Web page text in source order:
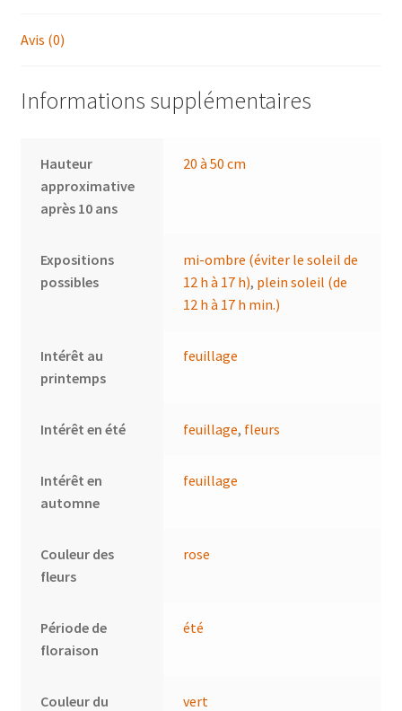
Avis (0)
Informations supplémentaires
Hauteur
approximative
après 10 ans
20 à 50 cm
Expositions
possibles
mi-ombre (éviter le soleil de
12 h à 17 h), plein soleil (de
12 h à 17 h min.)
Intérêt au
printemps
feuillage
Intérêt en été feuillage, fleurs
Intérêt en
automne
feuillage
Couleur des
fleurs
rose
Période de
floraison
été
Couleur du
vert